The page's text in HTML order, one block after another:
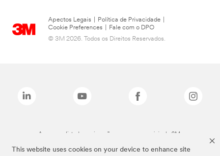
This website uses cookies on your device to enhance site
Apectos Legais Política de Privacidade
Cookie Preferences
Fale com o DPO
© 3M 2026. Todos os Direitos Reservados.
As marcas listadas a cima são marcas comerciais da 3M.